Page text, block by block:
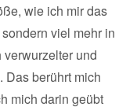
wie ich mir das
viel mehr in
und
Das berührt mich
mich darin geübt